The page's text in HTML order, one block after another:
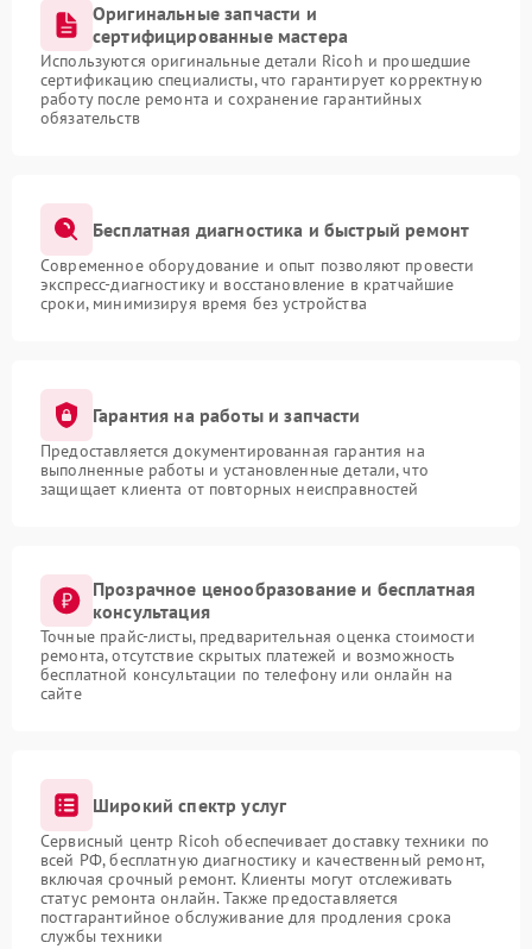
Оригинальные запчасти и
сертифицированные мастера
Используются оригинальные детали Ricoh и прошедшие
сертификацию специалисты, что гарантирует корректную
работу после ремонта и сохранение гарантийных
обязательств
Бесплатная диагностика и быстрый ремонт
Современное оборудование и опыт позволяют провести
экспресс-диагностику и восстановление в кратчайшие
сроки, минимизируя время без устройства
Гарантия на работы и запчасти
Предоставляется документированная гарантия на
выполненные работы и установленные детали, что
защищает клиента от повторных неисправностей
Прозрачное ценообразование и бесплатная
консультация
Точные прайс-листы, предварительная оценка стоимости
ремонта, отсутствие скрытых платежей и возможность
бесплатной консультации по телефону или онлайн на
сайте
Широкий спектр услуг
Сервисный центр Ricoh обеспечивает доставку техники по
всей РФ, бесплатную диагностику и качественный ремонт,
включая срочный ремонт. Клиенты могут отслеживать
статус ремонта онлайн. Также предоставляется
постгарантийное обслуживание для продления срока
службы техники